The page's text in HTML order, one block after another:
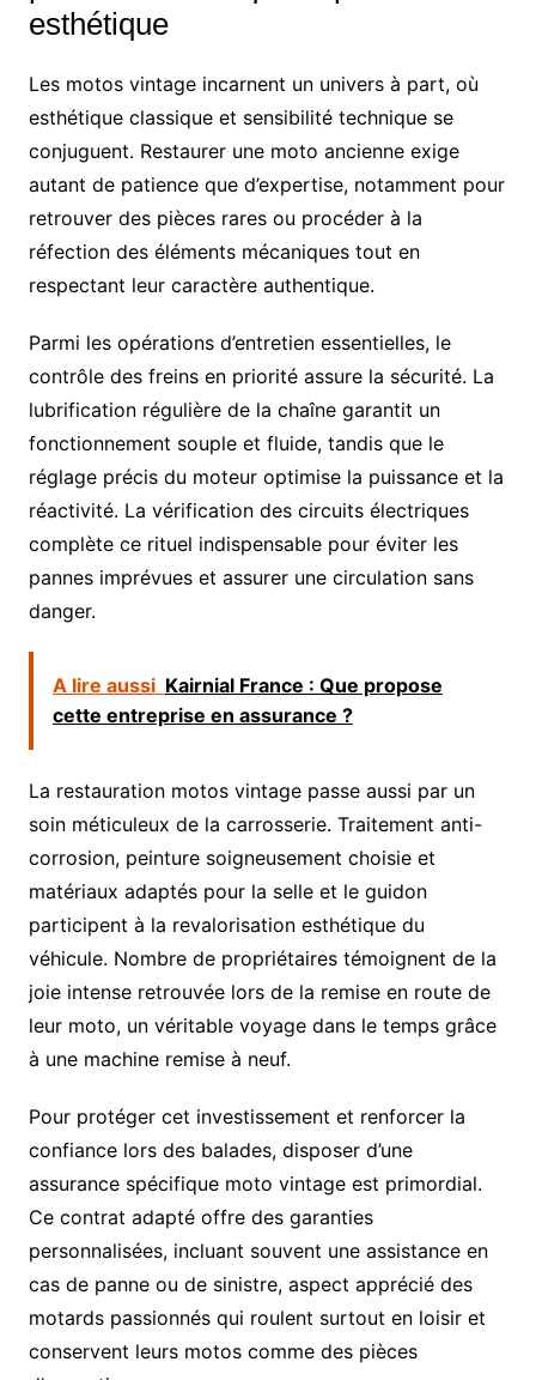
esthétique
Les motos vintage incarnent un univers à part, où
esthétique classique et sensibilité technique se
conjuguent. Restaurer une moto ancienne exige
autant de patience que d’expertise, notamment pour
retrouver des pièces rares ou procéder à la
réfection des éléments mécaniques tout en
respectant leur caractère authentique.
Parmi les opérations d’entretien essentielles, le
contrôle des freins en priorité assure la sécurité. La
lubrification régulière de la chaîne garantit un
fonctionnement souple et fluide, tandis que le
réglage précis du moteur optimise la puissance et la
réactivité. La vérification des circuits électriques
complète ce rituel indispensable pour éviter les
pannes imprévues et assurer une circulation sans
danger.
A lire aussi Kairnial France : Que propose
cette entreprise en assurance ?
La restauration motos vintage passe aussi par un
soin méticuleux de la carrosserie. Traitement anti-
corrosion, peinture soigneusement choisie et
matériaux adaptés pour la selle et le guidon
participent à la revalorisation esthétique du
véhicule. Nombre de propriétaires témoignent de la
joie intense retrouvée lors de la remise en route de
leur moto, un véritable voyage dans le temps grâce
à une machine remise à neuf.
Pour protéger cet investissement et renforcer la
confiance lors des balades, disposer d’une
assurance spécifique moto vintage est primordial.
Ce contrat adapté offre des garanties
personnalisées, incluant souvent une assistance en
cas de panne ou de sinistre, aspect apprécié des
motards passionnés qui roulent surtout en loisir et
conservent leurs motos comme des pièces